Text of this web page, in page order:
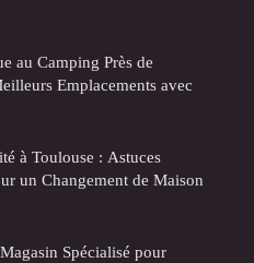
au Camping Près de
Emplacements avec
à Toulouse : Astuces
un Changement de Maison
Spécialisé pour